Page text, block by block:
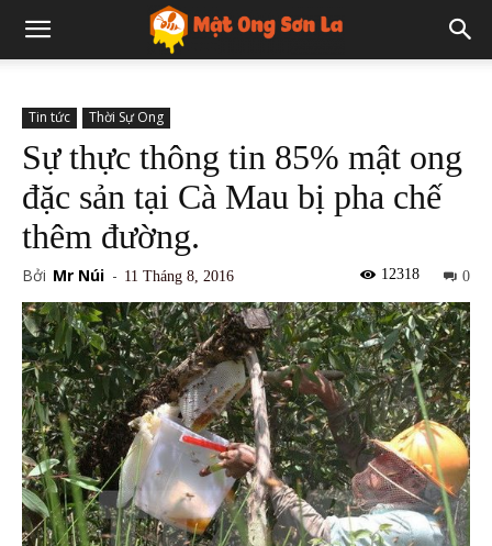
Tin tức Thời Sự Ong
Sự thực thông tin 85% mật ong
đặc sản tại Cà Mau bị pha chế
thêm đường.
Bởi Mr Núi - 11 Tháng 8, 2016 0
12318